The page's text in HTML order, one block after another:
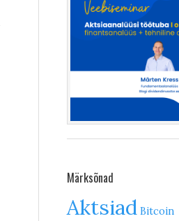
Märksõnad
Aktsiad Bitcoin